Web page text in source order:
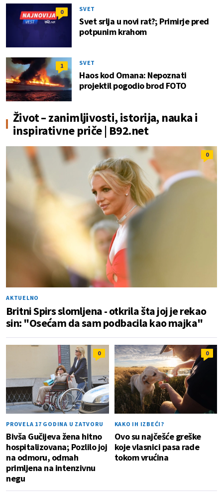
0 SVET
Svet srlja u novi rat?; Primirje pred
potpunim krahom
1 SVET
Haos kod Omana: Nepoznati
projektil pogodio brod FOTO
Život – zanimljivosti, istorija, nauka i
inspirativne priče | B92.net
0
AKTUELNO
Britni Spirs slomljena - otkrila šta joj je rekao
sin: "Osećam da sam podbacila kao majka"
0
PROVELA 17 GODINA U ZATVORU
Bivša Gučijeva žena hitno
hospitalizovana; Pozlilo joj
na odmoru, odmah
primljena na intenzivnu
negu
0
KAKO IH IZBEĆI?
Ovo su najčešće greške
koje vlasnici pasa rade
tokom vrućina